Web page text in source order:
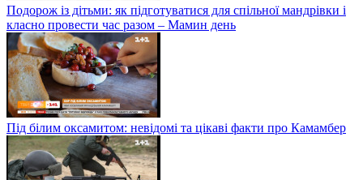
Подорож із дітьми: як підготуватися для спільної мандрівки і
класно провести час разом – Мамин день
Під білим оксамитом: невідомі та цікаві факти про Камамбер